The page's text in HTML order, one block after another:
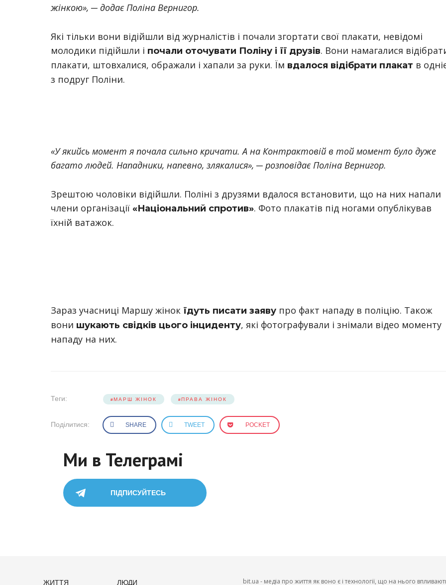
жінкою», ─ додає Поліна Вернигор.
Які тільки вони відійшли від журналістів і почали згортати свої плакати, невідомі
молодики підійшли і почали оточувати Поліну і її друзів. Вони намагалися
плакати, штовхалися, ображали і хапали за руки. Їм вдалося відібрати плакат в
з подруг Поліни.
«У якийсь момент я почала сильно кричати. А на Контрактовій в той момент було дуже
багато людей. Нападники, напевно, злякалися», ─ розповідає Поліна Вернигор.
Зрештою чоловіки відійшли. Поліні з друзями вдалося встановити, що на них напали
члени організації «Національний спротив». Фото плакатів під ногами опублікував
їхній ватажок.
Зараз учасниці Маршу жінок їдуть писати заяву про факт нападу в поліцію. Також
вони шукають свідків цього інциденту, які фотографували і знімали відео моменту
нападу на них.
Теги: МАРШ ЖІНОК ПРАВА ЖІНОК
Поділитися: SHARE TWEET POCKET
Ми в Телеграмі
ПІДПИСУЙТЕСЬ
ЖИТТЯ ЛЮДИ bit.ua - медіа про життя як воно є і технології, що на нього